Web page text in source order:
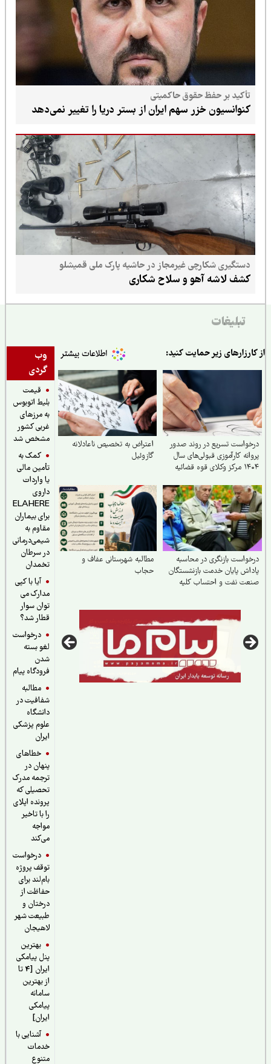
تأکید بر حفظ حقوق حاکمیتی
کنوانسیون خزر سهم ایران از بستر دریا را تغییر نمی‌دهد
دستگیری شکارچی غیرمجاز در حاشیه پارک ملی قمیشلو
کشف لاشه آهو و سلاح شکاری
تبلیغات
وب
گردی
قیمت
بلیط اتوبوس
به مرزهای
غربی کشور
مشخص شد
کمک به
تأمین مالی
یا واردات
داروی
ELAHERE
برای بیماران
مقاوم به
شیمی‌درمانی
در سرطان
تخمدان
آیا با کپی
مدارک می
توان سوار
قطار شد؟
درخواست
لغو بسته
فرودگاه پیام
مطالبه
شفافیت در
دانشگاه
علوم پزشکی
خطاهای
پنهان در
ترجمه مدرک
تحصیلی که
پرونده اپلای
را با تاخیر
درخواست
توقف پروژه
بام‌لند برای
حفاظت از
درختان و
طبیعت شهر
لاهیجان
بهترین
پنل پیامکی
ایران [4 تا
از بهترین
سامانه
پیامکی
آشنایی با
خدمات
زیر حمایت کنید:
تسریع در روند صدور
کارآموزی قبولی‌های سال
اعتراض به تخصیص ناعادلانه
گازوئیل
بازنگری در محاسبه
پایان خدمت بازنشستگان
نفت و احتساب کلیه
مطالبه شهرستانی عفاف و
حجاب